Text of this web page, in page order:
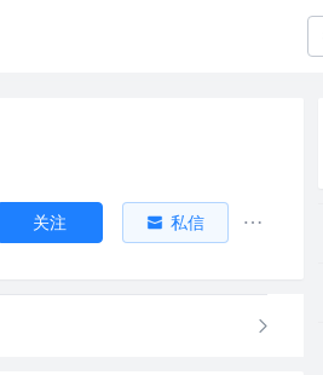
关注 私信